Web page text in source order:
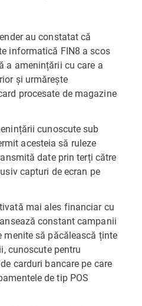
au constatat că
informatică FIN8 a scos
a amenințării cu care a
și urmărește
procesate de magazine
cunoscute sub
acesteia să ruleze
date prin terți către
capturi de ecran pe
mai ales financiar cu
constant campanii
menite să păcălească ținte
cunoscute pentru
carduri bancare pe care
de tip POS